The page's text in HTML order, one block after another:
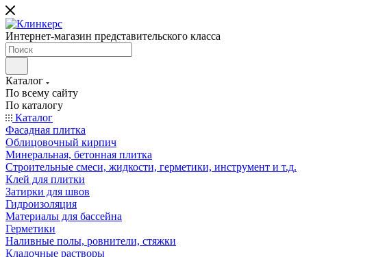
Интернет-магазин представительского класса
Каталог
По всему сайту
По каталогу
Каталог
Фасадная плитка
Облицовочный кирпич
Минеральная, бетонная плитка
Строительные смеси, жидкости, герметики, инструмент и т.д.
Клей для плитки
Затирки для швов
Гидроизоляция
Материалы для бассейна
Герметики
Наливные полы, ровнители, стяжки
Кладочные растворы